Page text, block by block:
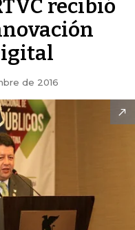
recibió
de 2016